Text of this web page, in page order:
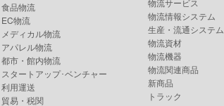
食品物流
EC物流
メディカル物流
アパレル物流
都市・館内物流
スタートアップ･ベンチャー
利用運送
貿易・税関
物流サービス
物流情報システム
生産・流通システム
物流資材
物流機器
物流関連商品
新商品
トラック